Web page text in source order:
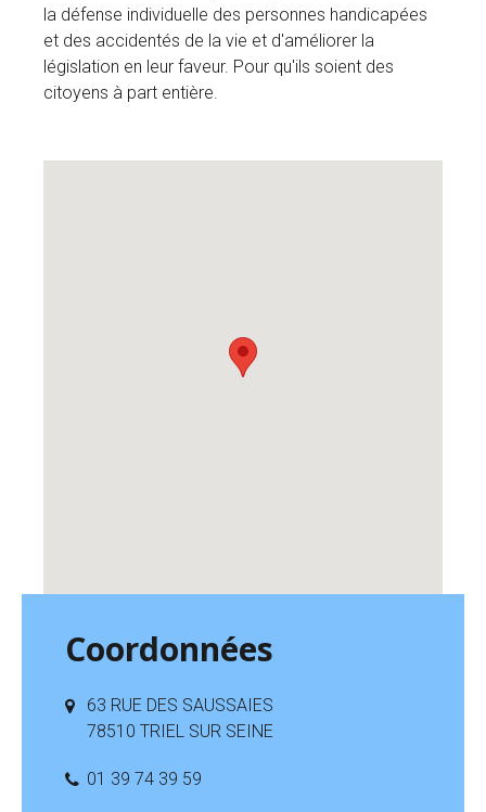
la défense individuelle des personnes handicapées
et des accidentés de la vie et d'améliorer la
législation en leur faveur. Pour qu'ils soient des
citoyens à part entière.
Coordonnées
63 RUE DES SAUSSAIES
78510 TRIEL SUR SEINE
01 39 74 39 59